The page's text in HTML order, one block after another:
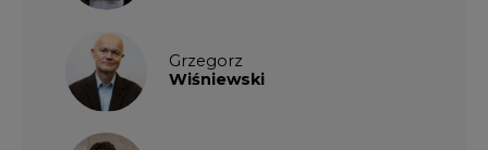
Grzegorz
Wiśniewski